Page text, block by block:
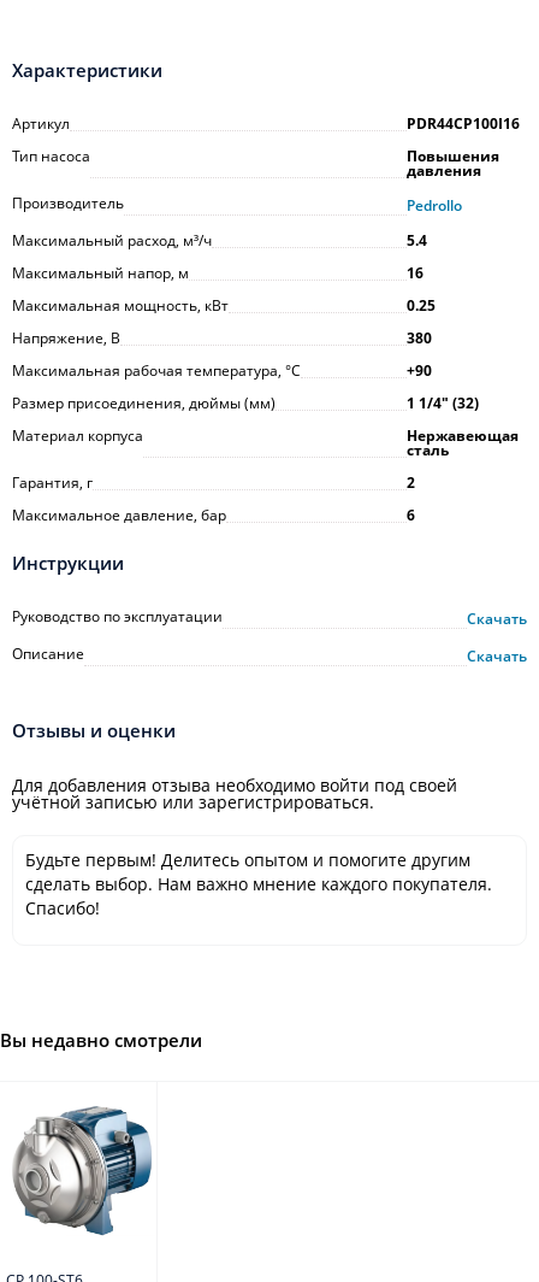
Характеристики
Артикул
PDR44CP100I16
Тип насоса
Повышения
давления
Производитель
Pedrollo
Максимальный расход, м³/ч
5.4
Максимальный напор, м
16
Максимальная мощность, кВт
0.25
Напряжение, В
380
Максимальная рабочая температура, °С
+90
Размер присоединения, дюймы (мм)
1 1/4ʺ (32)
Материал корпуса
Нержавеющая
сталь
Гарантия, г
2
Максимальное давление, бар
6
Инструкции
Руководство по эксплуатации
Скачать
Описание
Скачать
Отзывы и оценки
Для добавления отзыва необходимо войти под своей
учётной записью или зарегистрироваться.
Будьте первым! Делитесь опытом и помогите другим
сделать выбор. Нам важно мнение каждого покупателя.
Спасибо!
Вы недавно смотрели